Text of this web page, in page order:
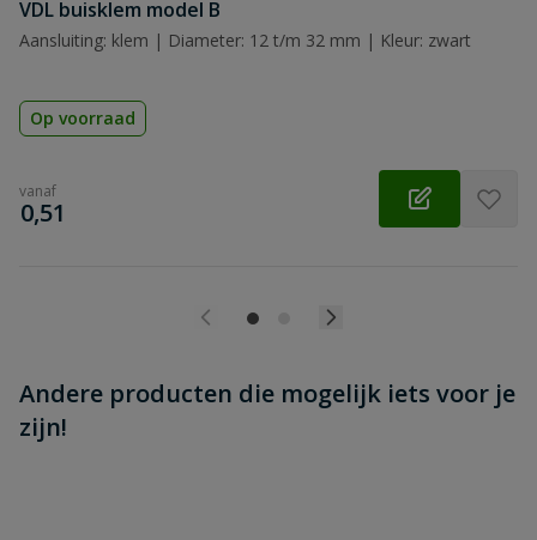
VDL buisklem model B
Aansluiting: klem | Diameter: 12 t/m 32 mm | Kleur: zwart
Op voorraad
vanaf
€
0,51
Andere producten die mogelijk iets voor je
zijn!